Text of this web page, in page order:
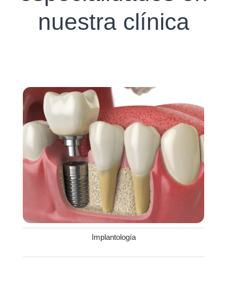
nuestra clínica
Implantología